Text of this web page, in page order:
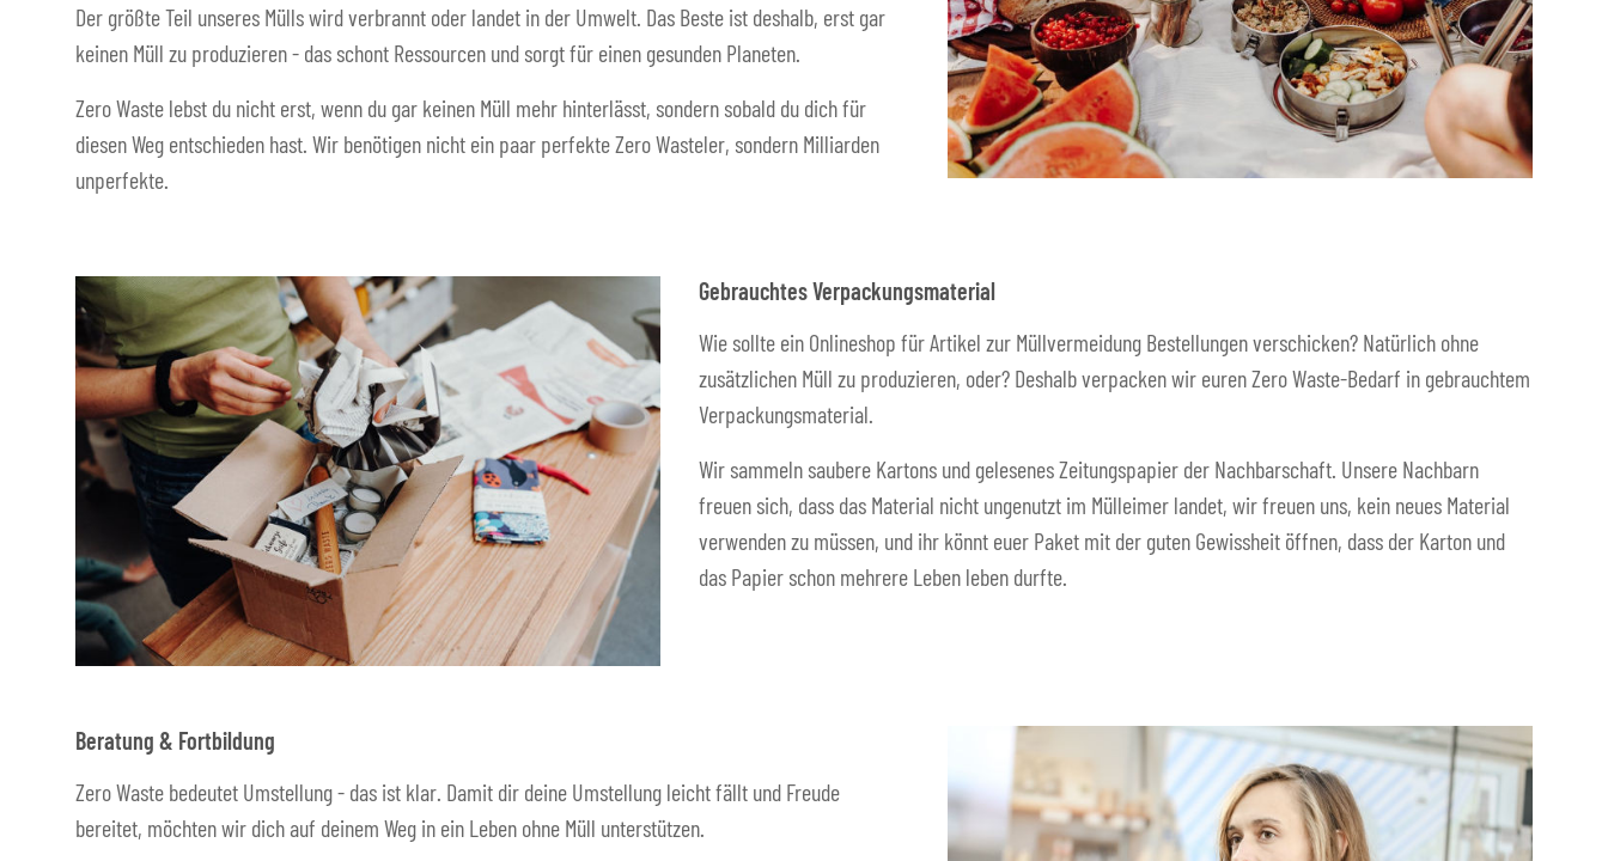
Der größte Teil unseres Mülls wird verbrannt oder landet in der Umwelt. Das Beste ist deshalb, erst gar
keinen Müll zu produzieren - das schont Ressourcen und sorgt für einen gesunden Planeten.
Zero Waste lebst du nicht erst, wenn du gar keinen Müll mehr hinterlässt, sondern sobald du dich für
diesen Weg entschieden hast. Wir benötigen nicht ein paar perfekte Zero Wasteler, sondern Milliarden
unperfekte.
Gebrauchtes Verpackungsmaterial
Wie sollte ein Onlineshop für Artikel zur Müllvermeidung Bestellungen verschicken? Natürlich ohne
zusätzlichen Müll zu produzieren, oder? Deshalb verpacken wir euren Zero Waste-Bedarf in gebrauchtem
Verpackungsmaterial.
Wir sammeln saubere Kartons und gelesenes Zeitungspapier der Nachbarschaft. Unsere Nachbarn
freuen sich, dass das Material nicht ungenutzt im Mülleimer landet, wir freuen uns, kein neues Material
verwenden zu müssen, und ihr könnt euer Paket mit der guten Gewissheit öffnen, dass der Karton und
das Papier schon mehrere Leben leben durfte.
Beratung & Fortbildung
Zero Waste bedeutet Umstellung - das ist klar. Damit dir deine Umstellung leicht fällt und Freude
bereitet, möchten wir dich auf deinem Weg in ein Leben ohne Müll unterstützen.